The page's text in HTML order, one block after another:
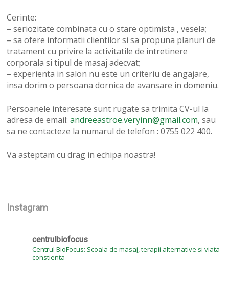
Cerinte:
– seriozitate combinata cu o stare optimista , vesela;
– sa ofere informatii clientilor si sa propuna planuri de
tratament cu privire la activitatile de intretinere
corporala si tipul de masaj adecvat;
– experienta in salon nu este un criteriu de angajare,
insa dorim o persoana dornica de avansare in domeniu.
Persoanele interesate sunt rugate sa trimita CV-ul la
adresa de email:andreeastroe.veryinn@gmail.com, sau
sa ne contacteze la numarul de telefon : 0755 022 400.
Va asteptam cu drag in echipa noastra!
Instagram
centrulbiofocus
Centrul BioFocus: Scoala de masaj, terapii alternative si viata
constienta